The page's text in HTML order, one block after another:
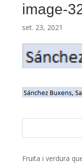
image-
set. 23, 2021
Fruita i verdura